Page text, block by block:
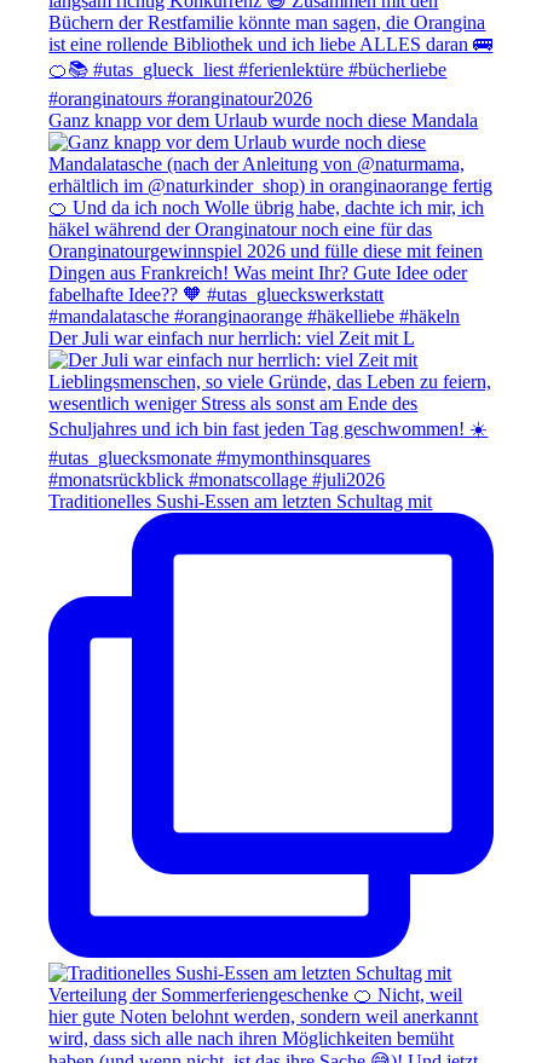
Ganz knapp vor dem Urlaub wurde noch diese Mandala
Der Juli war einfach nur herrlich: viel Zeit mit L
Traditionelles Sushi-Essen am letzten Schultag mit